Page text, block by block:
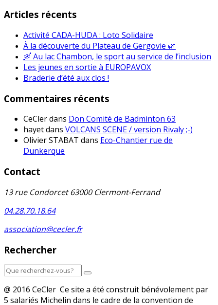
Articles récents
Activité CADA-HUDA : Loto Solidaire
À la découverte du Plateau de Gergovie 🌿
🛶 Au lac Chambon, le sport au service de l’inclusion
Les jeunes en sortie à EUROPAVOX
Braderie d’été aux clos !
Commentaires récents
CeClerdans Don Comité de Badminton 63
hayetdans VOLCANS SCENE / version Rivaly ;-)
Olivier STABAT dans Eco-Chantier rue de
Dunkerque
Contact
13 rue Condorcet 63000 Clermont-Ferrand
04.28.70.18.64
association@cecler.fr
Rechercher
@ 2016 CeCler Ce site a été construit bénévolement par
5 salariés Michelin dans le cadre de la convention de